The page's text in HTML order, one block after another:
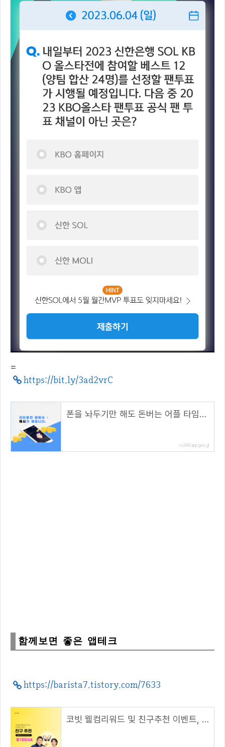
=
https://bit.ly/3ad2vrC
폰을 놔두기만 해도 돈버는 어플 타임스프레드
ru348.app.goo.gl
함께보면 좋은 앱테크
https://barista7.tistory.com/7633
코빗 웰컴리워드 및 친구추천 이벤트, 리워드 5000원!( 추천 코드 : B1DD4A )